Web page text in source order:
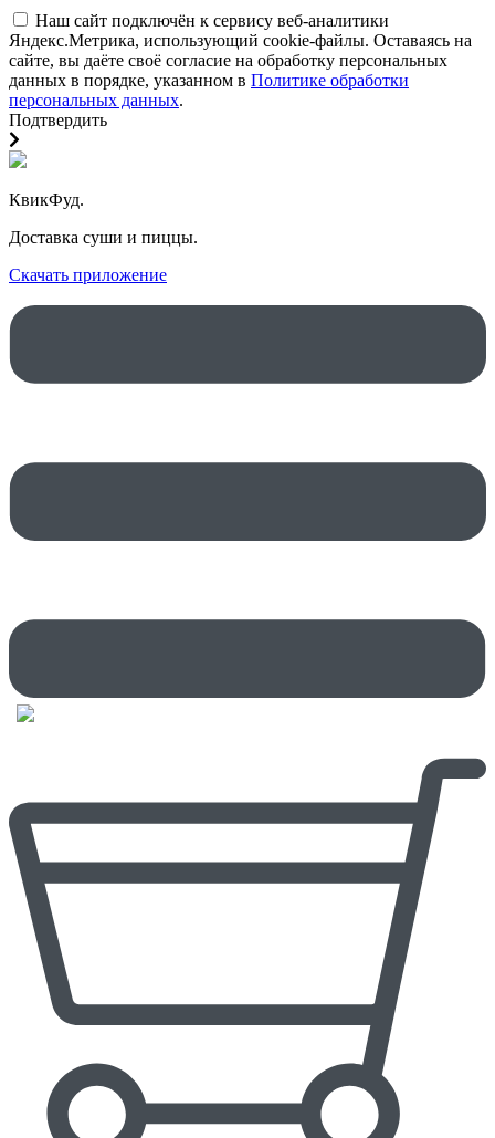
Наш сайт подключён к сервису веб-аналитики
Яндекс.Метрика, использующий cookie-файлы. Оставаясь на
сайте, вы даёте своё согласие на обработку персональных
данных в порядке, указанном в Политике обработки
персональных данных.
Подтвердить
КвикФуд.
Доставка суши и пиццы.
Скачать приложение